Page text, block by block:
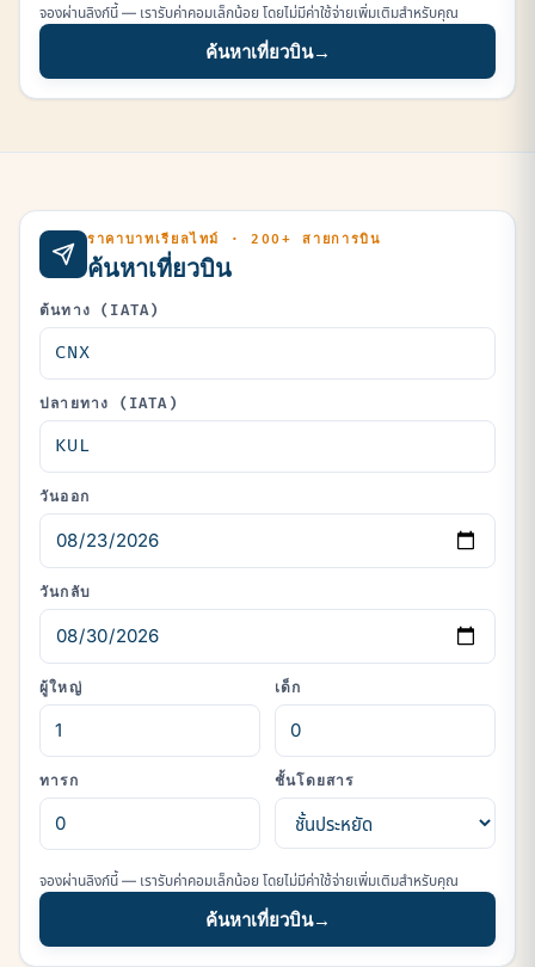
จองผ่านลิงก์นี้ — เรารับค่าคอมเล็กน้อย โดยไม่มีค่าใช้จ่ายเพิ่มเติมสำหรับคุณ
ค้นหาเที่ยวบิน→
ราคาบาทเรียลไทม์ · 200+ สายการบิน
ค้นหาเที่ยวบิน
ต้นทาง (IATA)
ปลายทาง (IATA)
วันออก
วันกลับ
ผู้ใหญ่ เด็ก
ทารก ชั้นโดยสาร
จองผ่านลิงก์นี้ — เรารับค่าคอมเล็กน้อย โดยไม่มีค่าใช้จ่ายเพิ่มเติมสำหรับคุณ
ค้นหาเที่ยวบิน→